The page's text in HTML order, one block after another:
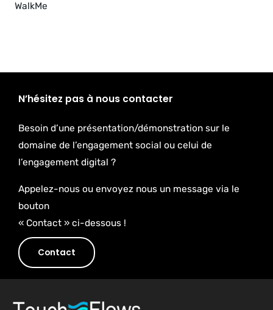
WalkMe
N’hésitez pas à nous contacter
Besoin d’une présentation/démonstration sur le
domaine de l’engagement social ou celui de
l’engagement digital ?
Appelez-nous ou envoyez nous un message via le
bouton
« Contact » ci-dessous !
Contact